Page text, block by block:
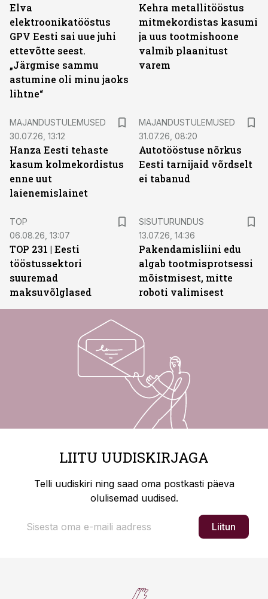
Elva
elektroonikatööstus
GPV Eesti sai uue juhi
ettevõtte seest.
„Järgmise sammu
astumine oli minu jaoks
lihtne“
Kehra metallitööstus
mitmekordistas kasumi
ja uus tootmishoone
valmib plaanitust
varem
MAJANDUSTULEMUSED
30.07.26, 13:12
Hanza Eesti tehaste
kasum kolmekordistus
enne uut
laienemislainet
MAJANDUSTULEMUSED
31.07.26, 08:20
Autotööstuse nõrkus
Eesti tarnijaid võrdselt
ei tabanud
TOP
06.08.26, 13:07
TOP 231 | Eesti
tööstussektori
suuremad
maksuvõlglased
SISUTURUNDUS
13.07.26, 14:36
Pakendamisliini edu
algab tootmisprotsessi
mõistmisest, mitte
roboti valimisest
LIITU UUDISKIRJAGA
Telli uudiskiri ning saad oma postkasti päeva
olulisemad uudised.
Liitun